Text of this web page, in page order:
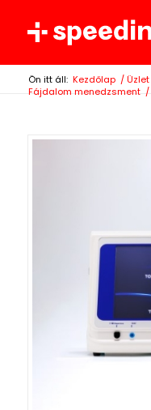
Ön itt áll: Kezdőlap / Üzlet
Fájdalom menedzsment /